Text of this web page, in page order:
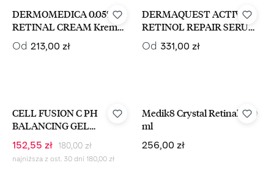
DERMOMEDICA 0.05%
RETINAL CREAM Krem
Przeciwstarzeniowy Z
Retinalem
Cena regularna:
Od 213,00 zł
DERMAQUEST ACTIVE
RETINOL REPAIR SERUM
Przeciwstarzeniowe Serum
Z Retinoidami
Cena regularna:
Od 331,00 zł
CELL FUSION C PH
BALANCING GEL
Twarzy Dla Skóry
Wrażliwej 200 ml
Cena sprzedaży:
152,55 zł Cena regularna:
180,00 zł
najniższa z ost. 30 dni 180,00 zł
Medik8 Crystal Retinal 1 30
ml
Cena regularna:
256,00 zł